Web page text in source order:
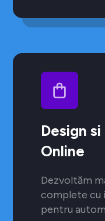
Design
Online
Dezvoltăm
complete cu
pentru